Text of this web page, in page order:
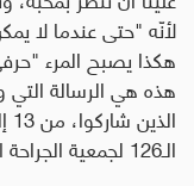
لأنّه "حتى عندما لا
هكذا يصبح المرء
هذه هي الرسالة التي
الـ126 لجمعية الجراحة الإيطالية في روما.